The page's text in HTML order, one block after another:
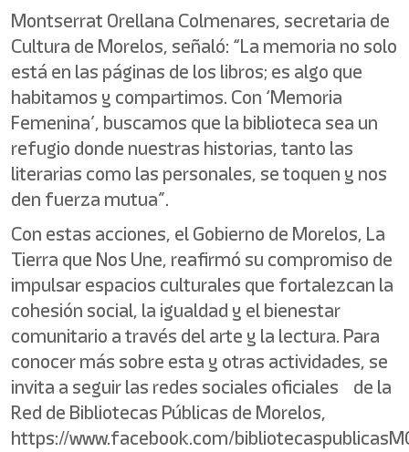
Montserrat Orellana Colmenares, secretaria de
Cultura de Morelos, señaló: “La memoria no solo
está en las páginas de los libros; es algo que
habitamos y compartimos. Con ‘Memoria
Femenina’, buscamos que la biblioteca sea un
refugio donde nuestras historias, tanto las
literarias como las personales, se toquen y nos
den fuerza mutua”.
Con estas acciones, el Gobierno de Morelos, La
Tierra que Nos Une, reafirmó su compromiso de
impulsar espacios culturales que fortalezcan la
cohesión social, la igualdad y el bienestar
comunitario a través del arte y la lectura. Para
conocer más sobre esta y otras actividades, se
invita a seguir las redes sociales oficiales de la
Red de Bibliotecas Públicas de Morelos,
https://www.facebook.com/